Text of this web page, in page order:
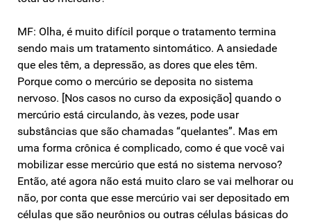
MF: Olha, é muito difícil porque o tratamento termina
sendo mais um tratamento sintomático. A ansiedade
que eles têm, a depressão, as dores que eles têm.
Porque como o mercúrio se deposita no sistema
nervoso. [Nos casos no curso da exposição] quando o
mercúrio está circulando, às vezes, pode usar
substâncias que são chamadas “quelantes”. Mas em
uma forma crônica é complicado, como é que você vai
mobilizar esse mercúrio que está no sistema nervoso?
Então, até agora não está muito claro se vai melhorar ou
não, por conta que esse mercúrio vai ser depositado em
células que são neurônios ou outras células básicas do